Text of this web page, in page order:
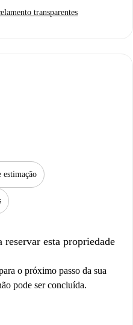
transparentes
estimação
reservar esta propriedade
o próximo passo da sua
pode ser concluída.